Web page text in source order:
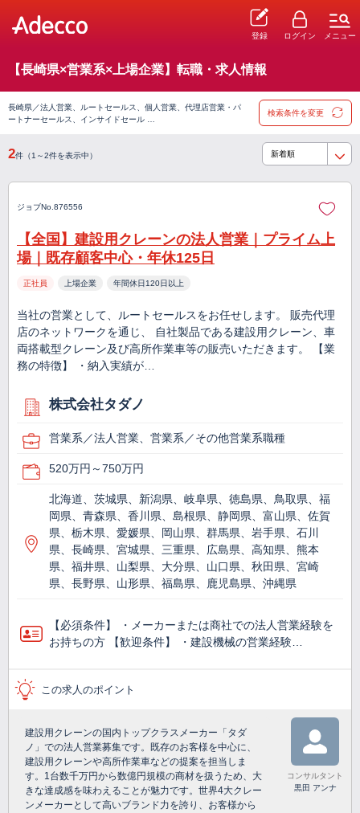
登録 ログイン メニュー
【長崎県×営業系×上場企業】転職・求人情報
長崎県／法人営業、ルートセールス、個人営業、代理店営業・パ
ートナーセールス、インサイドセール …
検索条件を変更
2件（1～2件を表示中）
ジョブNo.876556
【全国】建設用クレーンの法人営業｜プライム上
場｜既存顧客中心・年休125日
正社員 上場企業 年間休日120日以上
当社の営業として、ルートセールスをお任せします。 販売代理
店のネットワークを通じ、 自社製品である建設用クレーン、車
両搭載型クレーン及び高所作業車等の販売いただきます。 【業
務の特徴】 ・納入実績が…
株式会社タダノ
営業系／法人営業、営業系／その他営業系職種
520万円～750万円
北海道、茨城県、新潟県、岐阜県、徳島県、鳥取県、福
岡県、青森県、香川県、島根県、静岡県、富山県、佐賀
県、栃木県、愛媛県、岡山県、群馬県、岩手県、石川
県、長崎県、宮城県、三重県、広島県、高知県、熊本
県、福井県、山梨県、大分県、山口県、秋田県、宮崎
県、長野県、山形県、福島県、鹿児島県、沖縄県
【必須条件】 ・メーカーまたは商社での法人営業経験を
お持ちの方 【歓迎条件】 ・建設機械の営業経験…
この求人のポイント
建設用クレーンの国内トップクラスメーカー「タダ
ノ」での法人営業募集です。既存のお客様を中心に、
建設用クレーンや高所作業車などの提案を担当しま
す。1台数千万円から数億円規模の商材を扱うため、大
きな達成感を味わえることが魅力です。世界4大クレー
ンメーカーとして高いブランド力を誇り、お客様から
コンサルタント
黒田 アンナ